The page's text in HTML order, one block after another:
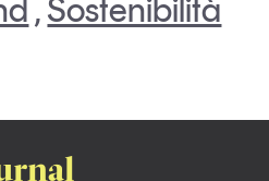
,Sostenibilità